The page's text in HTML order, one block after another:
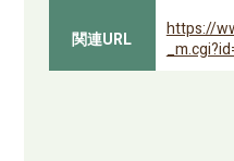
関連URL
https://